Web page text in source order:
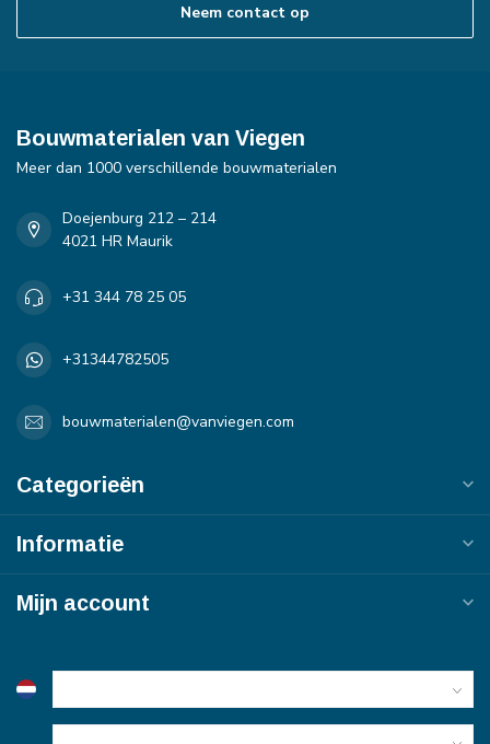
Neem contact op
Bouwmaterialen van Viegen
Meer dan 1000 verschillende bouwmaterialen
Doejenburg 212 – 214
4021 HR Maurik
+31 344 78 25 05
+31344782505
bouwmaterialen@vanviegen.com
Categorieën
Informatie
Mijn account